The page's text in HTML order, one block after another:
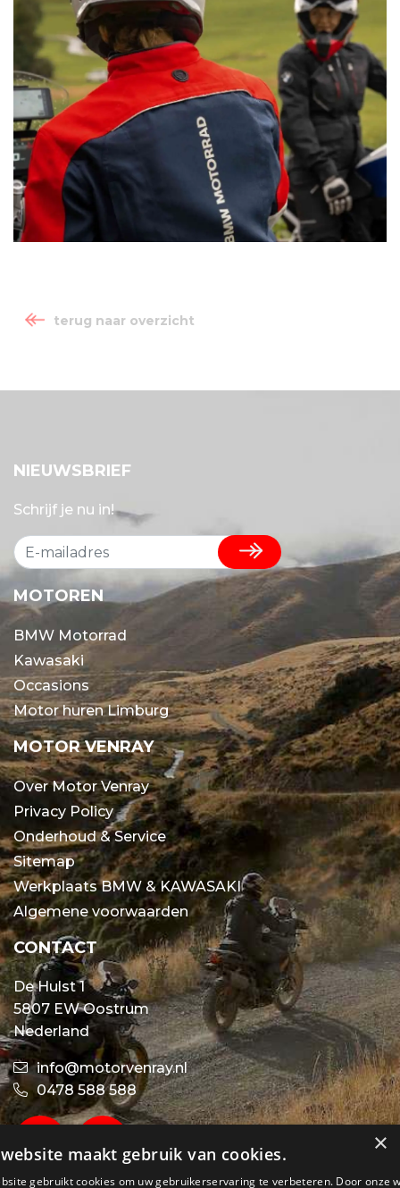
terug naar overzicht
NIEUWSBRIEF
Schrijf je nu in!
MOTOREN
BMW Motorrad
Kawasaki
Occasions
Motor huren Limburg
MOTOR VENRAY
Over Motor Venray
Privacy Policy
Onderhoud & Service
Sitemap
Werkplaats BMW & KAWASAKI
Algemene voorwaarden
CONTACT
De Hulst 1
5807 EW Oostrum
Nederland
info@motorvenray.nl
0478 588 588
×
maakt gebruik van cookies.
gebruikt cookies om uw gebruikerservaring te verbeteren. Door onze